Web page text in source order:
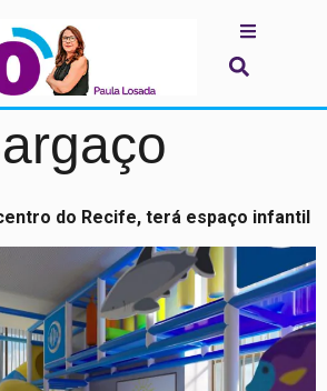
do Recife, terá espaço infantil